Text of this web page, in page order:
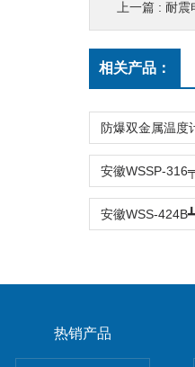
上一篇 : 耐震
相关产品：
热销产品